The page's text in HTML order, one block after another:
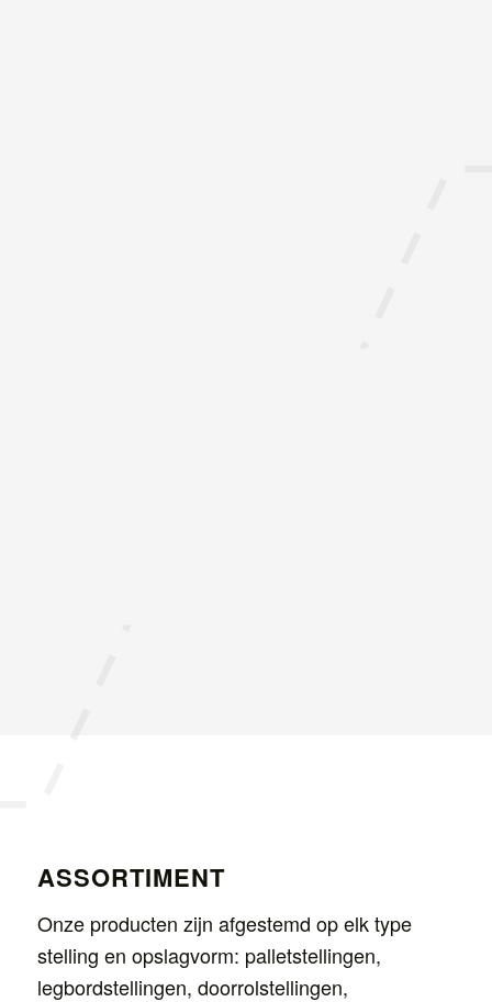
ASSORTIMENT
Onze producten zijn afgestemd op elk type
stelling en opslagvorm: palletstellingen,
legbordstellingen, doorrolstellingen,